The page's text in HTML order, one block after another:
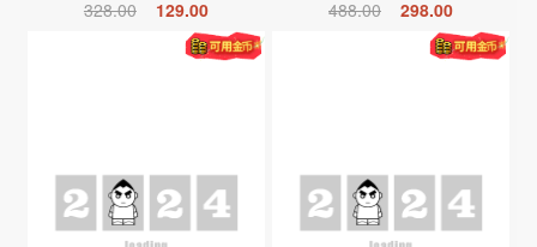
328.00
129.00
488.00
298.00